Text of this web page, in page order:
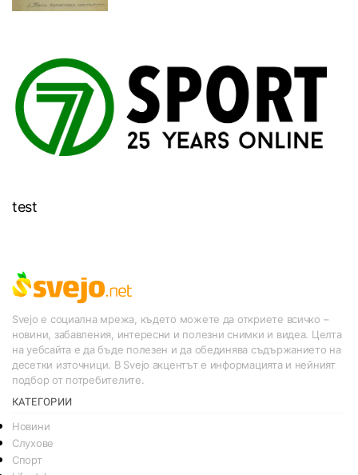
test
Svejo е социална мрежа, където можете да откриете всичко –
новини, забавления, интересни и полезни снимки и видеа. Целта
на уебсайта е да бъде полезен и да обединява съдържанието на
десетки източници. В Svejo акцентът е информацията и нейният
подбор от потребителите.
КАТЕГОРИИ
Новини
Слухове
Спорт